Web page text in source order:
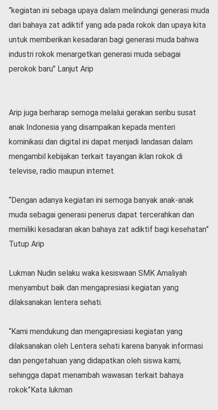
-
1
9
a
s
a
l
“kegiatan ini sebaga upaya dalam melindungi generasi muda
dari bahaya zat adiktif yang ada pada rokok dan upaya kita
untuk memberikan kesadaran bagi generasi muda bahwa
industri rokok menargetkan generasi muda sebagai
perokok baru" Lanjut Arip
Arip juga berharap semoga melalui gerakan seribu susat
anak Indonesia yang disampaikan kepada menteri
kominikasi dan digital ini dapat menjadi landasan dalam
mengambil kebijakan terkait tayangan iklan rokok di
televise, radio maupun internet.
“Dengan adanya kegiatan ini semoga banyak anak-anak
muda sebagai generasi penerus dapat tercerahkan dan
memiliki kesadaran akan bahaya zat adiktif bagi kesehatan”
Tutup Arip
Lukman Nudin selaku waka kesiswaan SMK Amaliyah
menyambut baik dan mengapresiasi kegiatan yang
dilaksanakan lentera sehati.
“Kami mendukung dan mengapresiasi kegiatan yang
dilaksanakan oleh Lentera sehati karena banyak informasi
dan pengetahuan yang didapatkan oleh siswa kami,
sehingga dapat menambah wawasan terkait bahaya
rokok”Kata lukman